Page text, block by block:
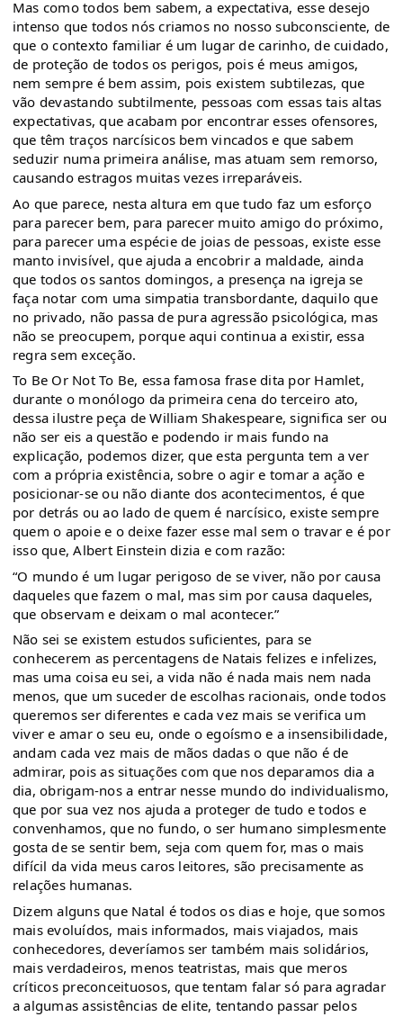
Mas como todos bem sabem, a expectativa, esse desejo
intenso que todos nós criamos no nosso subconsciente, de
que o contexto familiar é um lugar de carinho, de cuidado,
de proteção de todos os perigos, pois é meus amigos,
nem sempre é bem assim, pois existem subtilezas, que
vão devastando subtilmente, pessoas com essas tais altas
expectativas, que acabam por encontrar esses ofensores,
que têm traços narcísicos bem vincados e que sabem
seduzir numa primeira análise, mas atuam sem remorso,
causando estragos muitas vezes irreparáveis.
Ao que parece, nesta altura em que tudo faz um esforço
para parecer bem, para parecer muito amigo do próximo,
para parecer uma espécie de joias de pessoas, existe esse
manto invisível, que ajuda a encobrir a maldade, ainda
que todos os santos domingos, a presença na igreja se
faça notar com uma simpatia transbordante, daquilo que
no privado, não passa de pura agressão psicológica, mas
não se preocupem, porque aqui continua a existir, essa
regra sem exceção.
To Be Or Not To Be, essa famosa frase dita por Hamlet,
durante o monólogo da primeira cena do terceiro ato,
dessa ilustre peça de William Shakespeare, significa ser ou
não ser eis a questão e podendo ir mais fundo na
explicação, podemos dizer, que esta pergunta tem a ver
com a própria existência, sobre o agir e tomar a ação e
posicionar-se ou não diante dos acontecimentos, é que
por detrás ou ao lado de quem é narcísico, existe sempre
quem o apoie e o deixe fazer esse mal sem o travar e é por
isso que, Albert Einstein dizia e com razão:
“O mundo é um lugar perigoso de se viver, não por causa
daqueles que fazem o mal, mas sim por causa daqueles,
que observam e deixam o mal acontecer.”
Não sei se existem estudos suficientes, para se
conhecerem as percentagens de Natais felizes e infelizes,
mas uma coisa eu sei, a vida não é nada mais nem nada
menos, que um suceder de escolhas racionais, onde todos
queremos ser diferentes e cada vez mais se verifica um
viver e amar o seu eu, onde o egoísmo e a insensibilidade,
andam cada vez mais de mãos dadas o que não é de
admirar, pois as situações com que nos deparamos dia a
dia, obrigam-nos a entrar nesse mundo do individualismo,
que por sua vez nos ajuda a proteger de tudo e todos e
convenhamos, que no fundo, o ser humano simplesmente
gosta de se sentir bem, seja com quem for, mas o mais
difícil da vida meus caros leitores, são precisamente as
relações humanas.
Dizem alguns que Natal é todos os dias e hoje, que somos
mais evoluídos, mais informados, mais viajados, mais
conhecedores, deveríamos ser também mais solidários,
mais verdadeiros, menos teatristas, mais que meros
críticos preconceituosos, que tentam falar só para agradar
a algumas assistências de elite, tentando passar pelos